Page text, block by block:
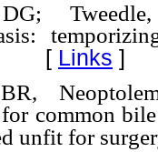
[ Links ]
common
unfit for